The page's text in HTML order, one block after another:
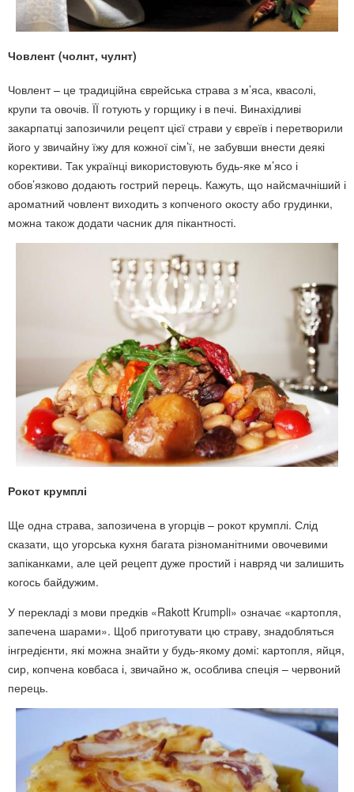
Човлент (чолнт, чулнт)
Човлент – це традиційна єврейська страва з м’яса, квасолі,
крупи та овочів. ЇЇ готують у горщику і в печі. Винахідливі
закарпатці запозичили рецепт цієї страви у євреїв і перетворили
його у звичайну їжу для кожної сім’ї, не забувши внести деякі
корективи. Так українці використовують будь-яке м’ясо і
обов’язково додають гострий перець. Кажуть, що найсмачніший і
ароматний човлент виходить з копченого окосту або грудинки,
можна також додати часник для пікантності.
Рокот крумплі
Ще одна страва, запозичена в угорців – рокот крумплі. Слід
сказати, що угорська кухня багата різноманітними овочевими
запіканками, але цей рецепт дуже простий і навряд чи залишить
когось байдужим.
У перекладі з мови предків «Rakott Krumpli» означає «картопля,
запечена шарами». Щоб приготувати цю страву, знадобляться
інгредієнти, які можна знайти у будь-якому домі: картопля, яйця,
сир, копчена ковбаса і, звичайно ж, особлива спеція – червоний
перець.